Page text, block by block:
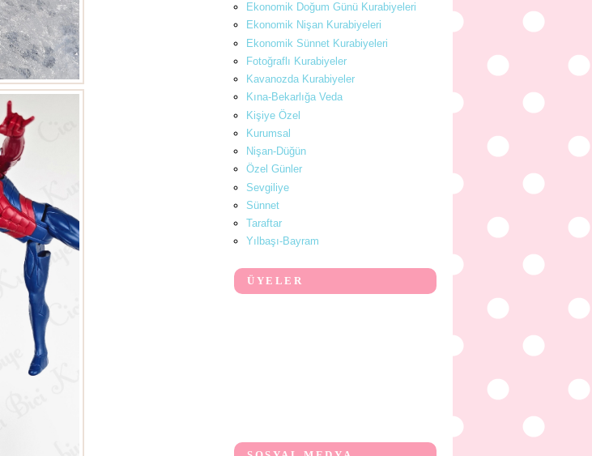
Ekonomik Doğum Günü Kurabiyeleri
Ekonomik Nişan Kurabiyeleri
Ekonomik Sünnet Kurabiyeleri
Fotoğraflı Kurabiyeler
Kavanozda Kurabiyeler
Kına-Bekarlığa Veda
Kişiye Özel
Kurumsal
Nişan-Düğün
Özel Günler
Sevgiliye
Sünnet
Taraftar
Yılbaşı-Bayram
ÜYELER